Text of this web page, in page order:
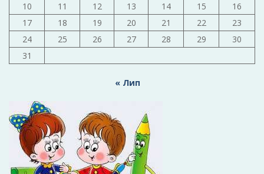
10
11 12 13 14 15
16
17
18 19 20 21 22
23
24
25 26 27 28 29
30
31
« Лип